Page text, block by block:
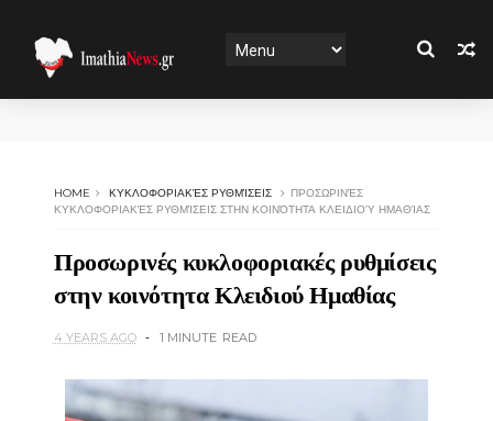
HOME ΚΥΚΛΟΦΟΡΙΑΚΈΣ ΡΥΘΜΊΣΕΙΣ
ΠΡΟΣΩΡΙΝΈΣ
ΚΥΚΛΟΦΟΡΙΑΚΈΣ ΡΥΘΜΊΣΕΙΣ ΣΤΗΝ ΚΟΙΝΌΤΗΤΑ ΚΛΕΙΔΙΟΎ ΗΜΑΘΊΑΣ
Προσωρινές κυκλοφοριακές ρυθμίσεις
στην κοινότητα Κλειδιού Ημαθίας
4 YEARS AGO 1 MINUTE READ